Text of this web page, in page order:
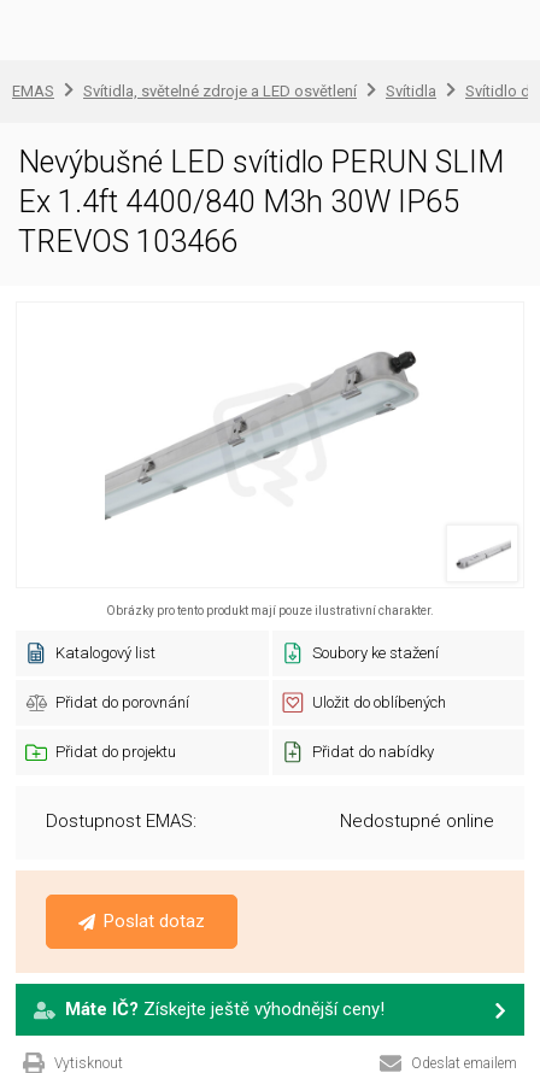
EMAS Svítidla, světelné zdroje a LED osvětlení Svítidla Svítidlo
Nevýbušné LED svítidlo PERUN SLIM
Ex 1.4ft 4400/840 M3h 30W IP65
TREVOS 103466
Obrázky pro tento produkt mají pouze ilustrativní charakter.
Katalogový list Soubory ke stažení
Přidat do porovnání Uložit do oblíbených
Přidat do projektu Přidat do nabídky
Dostupnost EMAS: Nedostupné online
Poslat dotaz
Máte IČ? Získejte ještě výhodnější ceny!
Vytisknout Odeslat emailem